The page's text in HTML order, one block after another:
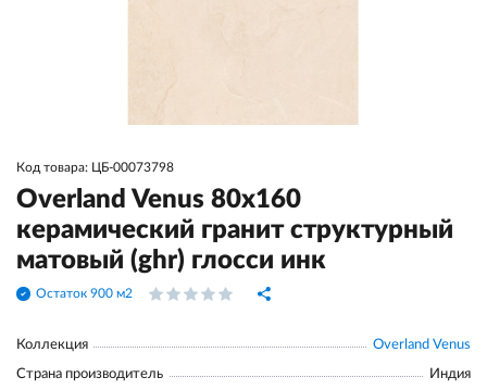
Код товара: ЦБ-00073798
Overland Venus 80x160
керамический гранит структурный
матовый (ghr) глосси инк
Остаток 900 м2
Коллекция Overland Venus
Страна производитель Индия